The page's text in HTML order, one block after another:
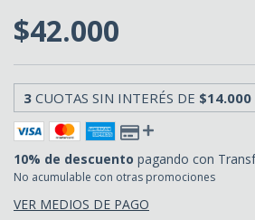
$42.000
3 CUOTAS SIN INTERÉS DE $14.000
10% de descuento pagando con
No acumulable con otras promociones
VER MEDIOS DE PAGO